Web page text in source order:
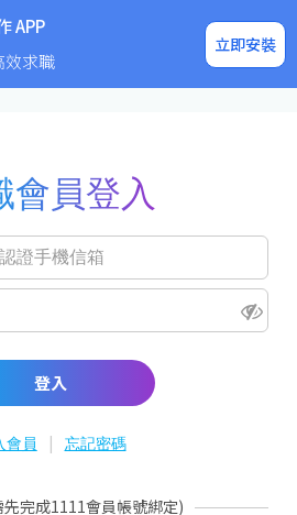
APP
效求職
立即安裝
企業求才
會員登入
登入
會員 | 忘記密碼
完成1111會員帳號綁定)